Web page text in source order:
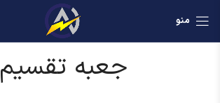
منو
جعبه تقسیم